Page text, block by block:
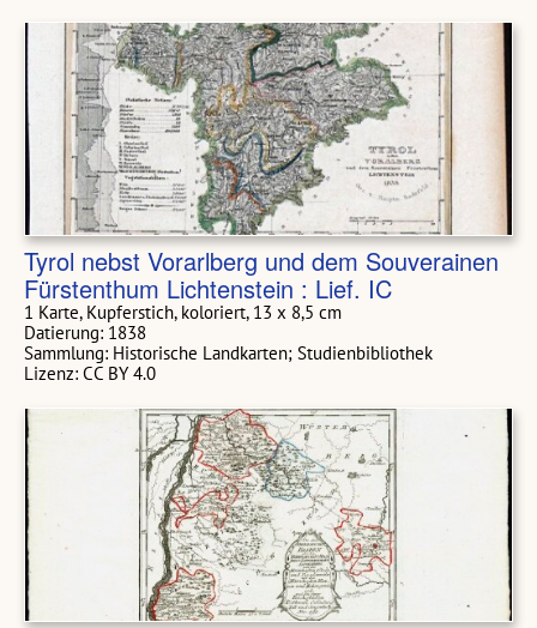
Tyrol nebst Vorarlberg und dem Souverainen
Fürstenthum Lichtenstein : Lief. IC
1 Karte, Kupferstich, koloriert, 13 x 8,5 cm
Datierung: 1838
Sammlung: Historische Landkarten; Studienbibliothek
Lizenz: CC BY 4.0